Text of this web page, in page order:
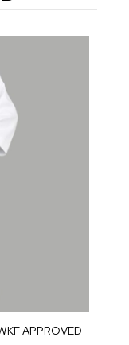
APPROVED